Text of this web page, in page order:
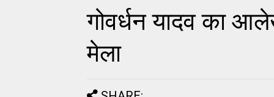
गोवर्धन यादव का
मेला